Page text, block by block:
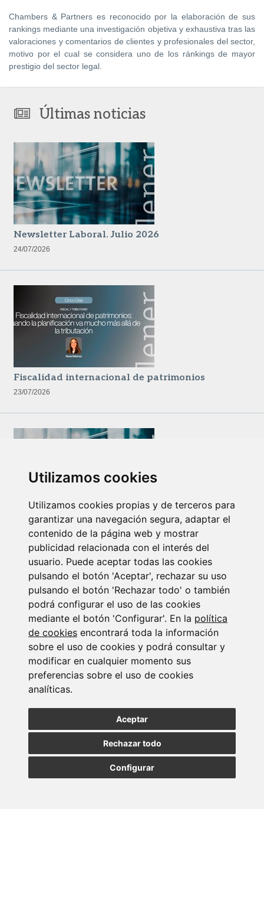
Utilizamos cookies
Utilizamos cookies propias y de terceros para
garantizar una navegación segura, adaptar el
contenido de la página web y mostrar
publicidad relacionada con el interés del
usuario. Puede aceptar todas las cookies
pulsando el botón 'Aceptar', rechazar su uso
pulsando el botón 'Rechazar todo' o también
podrá configurar el uso de las cookies
mediante el botón 'Configurar'. En la política
de cookies encontrará toda la información
sobre el uso de cookies y podrá consultar y
modificar en cualquier momento sus
preferencias sobre el uso de cookies
analíticas.
Aceptar
Rechazar todo
Configurar
Chambers & Partners es reconocido por la elaboración de sus
rankings mediante una investigación objetiva y exhaustiva tras las
valoraciones y comentarios de clientes y profesionales del sector,
motivo por el cual se considera uno de los ránkings de mayor
prestigio del sector legal.
Últimas noticias
Newsletter Laboral. Julio 2026
24/07/2026
Fiscalidad internacional de patrimonios
23/07/2026
Newsletter Insolvencias y Situaciones Especiales
14/07/2026
Suscribirse a la
newsletter
Entérate de nuestras últimas noticias
SUSCRIBIRSE